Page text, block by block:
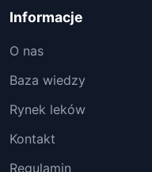
Informacje
O nas
Baza wiedzy
Rynek leków
Kontakt
Regulamin